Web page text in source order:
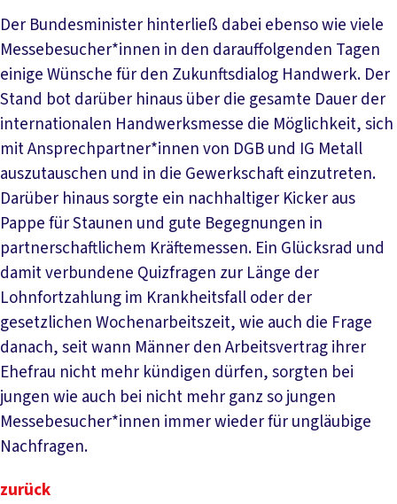
Der Bundesminister hinterließ dabei ebenso wie viele
Messebesucher*innen in den darauffolgenden Tagen
einige Wünsche für den Zukunftsdialog Handwerk. Der
Stand bot darüber hinaus über die gesamte Dauer der
internationalen Handwerksmesse die Möglichkeit, sich
mit Ansprechpartner*innen von DGB und IG Metall
auszutauschen und in die Gewerkschaft einzutreten.
Darüber hinaus sorgte ein nachhaltiger Kicker aus
Pappe für Staunen und gute Begegnungen in
partnerschaftlichem Kräftemessen. Ein Glücksrad und
damit verbundene Quizfragen zur Länge der
Lohnfortzahlung im Krankheitsfall oder der
gesetzlichen Wochenarbeitszeit, wie auch die Frage
danach, seit wann Männer den Arbeitsvertrag ihrer
Ehefrau nicht mehr kündigen dürfen, sorgten bei
jungen wie auch bei nicht mehr ganz so jungen
Messebesucher*innen immer wieder für ungläubige
Nachfragen.
zurück